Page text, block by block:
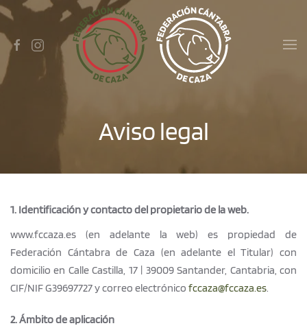
Skip to main content
Aviso legal
1. Identificación y contacto del propietario de la web.
www.fccaza.es (en adelante la web) es propiedad de
Federación Cántabra de Caza (en adelante el Titular) con
domicilio en Calle Castilla, 17 | 39009 Santander, Cantabria, con
CIF/NIF G39697727 y correo electrónico fccaza@fccaza.es.
2. Ámbito de aplicación